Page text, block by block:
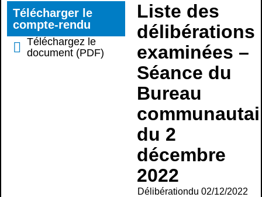
Liste des
délibérations
examinées –
Séance du
Bureau
du 2
décembre
2022
Délibérationdu 02/12/2022
Télécharger le
compte-rendu
Téléchargez le
document (PDF)